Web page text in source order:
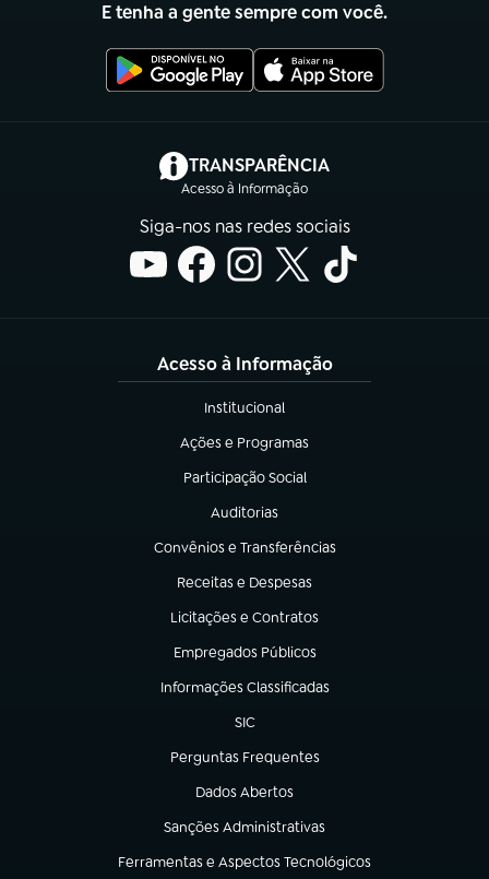
E tenha a gente sempre com você.
TRANSPARÊNCIA
Acesso à Informação
(abre em nova aba)
Siga-nos nas redes sociais
Acesso à Informação
Institucional
(abre em nova aba)
Ações e Programas
(abre em nova aba)
Participação Social
(abre em nova aba)
Auditorias
(abre em nova aba)
Convênios e Transferências
(abre em nova aba)
Receitas e Despesas
(abre em nova aba)
Licitações e Contratos
(abre em nova aba)
Empregados Públicos
(abre em nova aba)
Informações Classificadas
(abre em nova aba)
SIC
(abre em nova aba)
Perguntas Frequentes
(abre em nova aba)
Dados Abertos
(abre em nova aba)
Sanções Administrativas
(abre em nova aba)
Ferramentas e Aspectos Tecnológicos
(abre em nova aba)